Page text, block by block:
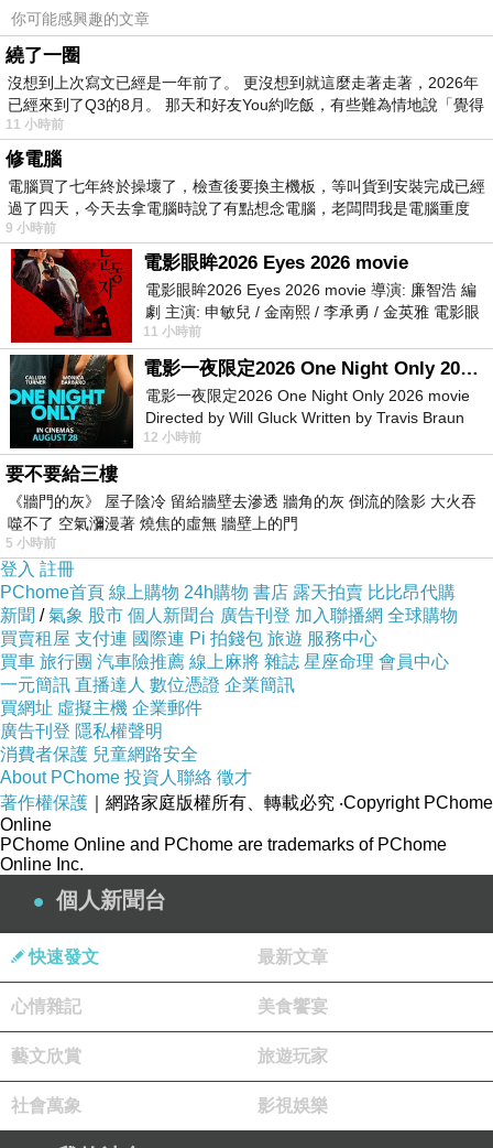
第二張
好不容易熬到了因斯布魯克後我們各自在火車站買午餐
吃，我這次買麥當勞吃漢堡薯條可樂。大家吃完後13:20就
步行至Hilton 飯店提前Check in。14:30再集合出發去市中
心觀賞老街，有凱旋門、黃金屋頂，大家再次各自散開去
拍照，15:30集合後往纜車站坐到Hungerburg站。
你可能感興趣的文章
繞了一圈
沒想到上次寫文已經是一年前了。 更沒想到就這麼走著走著，2026年
已經來到了Q3的8月。 那天和好友You約吃飯，有些難為情地說「覺得
11 小時前
修電腦
電腦買了七年終於操壞了，檢查後要換主機板，等叫貨到安裝完成已經
過了四天，今天去拿電腦時說了有點想念電腦，老闆問我是電腦重度
9 小時前
電影眼眸2026 Eyes 2026 movie
電影眼眸2026 Eyes 2026 movie 導演: 廉智浩 編
劇 主演: 申敏兒 / 金南熙 / 李承勇 / 金英雅 電影眼
眸2026描述攝影師徐珍因遺
11 小時前
電影一夜限定2026 One Night Only 2026 movie
電影一夜限定2026 One Night Only 2026 movie
Directed by Will Gluck Written by Travis Braun
Starring Monica Barbaro
12 小時前
要不要給三樓
《牆門的灰》 屋子陰冷 留給牆壁去滲透 牆角的灰 倒流的陰影 大火吞
噬不了 空氣瀰漫著 燒焦的虛無 牆壁上的門
5 小時前
登入 註冊
PChome首頁 線上購物 24h購物 書店 露天拍賣 比比昂代購
新聞 /氣象 股市 個人新聞台 廣告刊登 加入聯播網 全球購物
買賣租屋 支付連 國際連 Pi 拍錢包 旅遊 服務中心
買車 旅行團 汽車險推薦 線上麻將 雜誌 星座命理 會員中心
一元簡訊 直播達人 數位憑證 企業簡訊
買網址 虛擬主機 企業郵件
廣告刊登 隱私權聲明
消費者保護 兒童網路安全
About PChome 投資人聯絡 徵才
著作權保護 ｜網路家庭版權所有、轉載必究 ‧Copyright PChome
Online
PChome Online and PChome are trademarks of PChome
Online Inc.
個人新聞台
快速發文 最新文章
心情雜記 美食饗宴
藝文欣賞 旅遊玩家
社會萬象 影視娛樂